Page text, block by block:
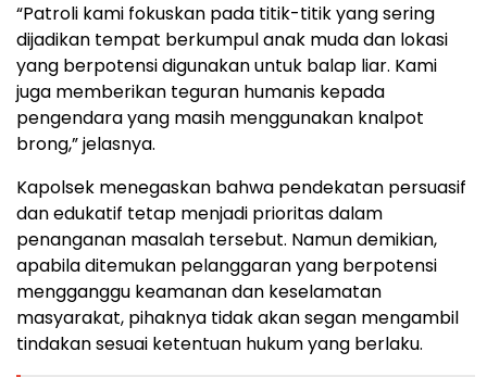
“Patroli kami fokuskan pada titik-titik yang sering
dijadikan tempat berkumpul anak muda dan lokasi
yang berpotensi digunakan untuk balap liar. Kami
juga memberikan teguran humanis kepada
pengendara yang masih menggunakan knalpot
brong,” jelasnya.
Kapolsek menegaskan bahwa pendekatan persuasif
dan edukatif tetap menjadi prioritas dalam
penanganan masalah tersebut. Namun demikian,
apabila ditemukan pelanggaran yang berpotensi
mengganggu keamanan dan keselamatan
masyarakat, pihaknya tidak akan segan mengambil
tindakan sesuai ketentuan hukum yang berlaku.